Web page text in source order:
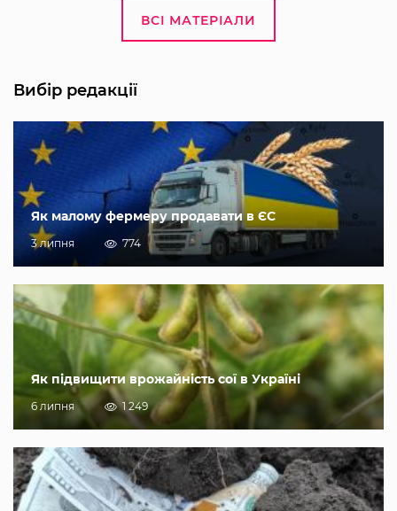
ВСІ МАТЕРІАЛИ
Вибір редакції
Як малому фермеру продавати в ЄС
3 липня 774
Як підвищити врожайність сої в Україні
6 липня 1 249